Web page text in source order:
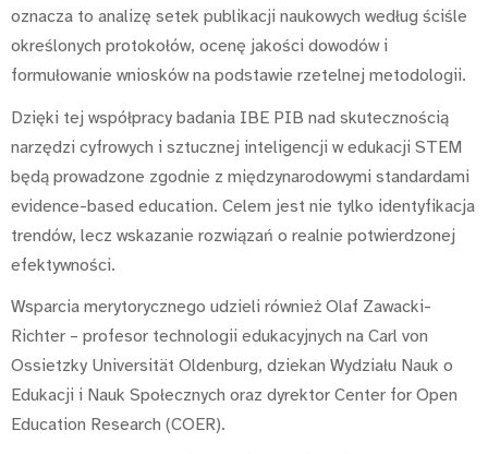
oznacza to analizę setek publikacji naukowych według ściśle
określonych protokołów, ocenę jakości dowodów i
formułowanie wniosków na podstawie rzetelnej metodologii.
Dzięki tej współpracy badania IBE PIB nad skutecznością
narzędzi cyfrowych i sztucznej inteligencji w edukacji STEM
będą prowadzone zgodnie z międzynarodowymi standardami
evidence-based education. Celem jest nie tylko identyfikacja
trendów, lecz wskazanie rozwiązań o realnie potwierdzonej
efektywności.
Wsparcia merytorycznego udzieli również Olaf Zawacki-
Richter – profesor technologii edukacyjnych na Carl von
Ossietzky Universität Oldenburg, dziekan Wydziału Nauk o
Edukacji i Nauk Społecznych oraz dyrektor Center for Open
Education Research (COER).